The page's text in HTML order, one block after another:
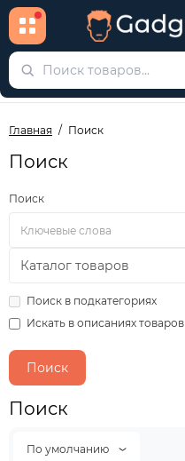
Главная Поиск
Поиск
Поиск
Поиск в подкатегориях
Искать в описаниях товаров
Поиск
По умолчанию